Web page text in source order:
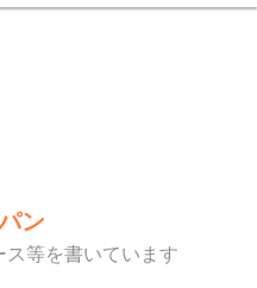
ン
等を書いています